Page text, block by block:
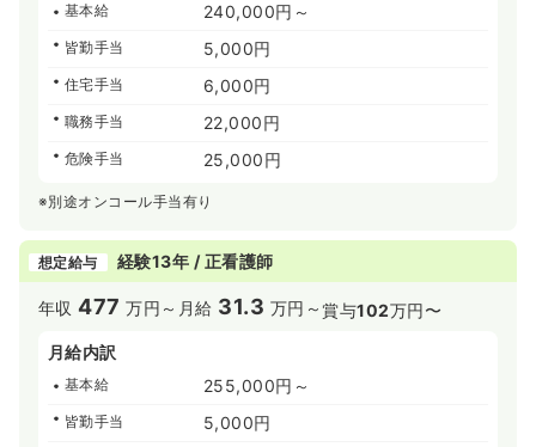
基本給 240,000円～
皆勤手当 5,000円
住宅手当 6,000円
職務手当 22,000円
危険手当 25,000円
※別途オンコール手当有り
想定給与 経験13年 / 正看護師
年収477 万円～ 月給 31.3 万円～賞与102万円〜
月給内訳
基本給 255,000円～
皆勤手当 5,000円